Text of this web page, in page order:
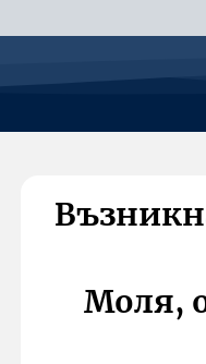
Моля,